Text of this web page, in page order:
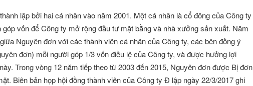
lập bởi hai cá nhân vào năm 2001. Một cá nhân là cổ đông của Công ty
vốn để Công ty mở rộng đầu tư mặt bằng và nhà xưởng sản xuất. Năm
Nguyên đơn với các thành viên cá nhân của Công ty, các bên đồng ý
đơn) mỗi người góp 1/3 vốn điều lệ của Công ty, và được hưởng lợi
Trong vòng 12 năm tiếp theo từ 2003 đến 2015, Nguyên đơn được Bị đơn
Biên bản họp hội đồng thành viên của Công ty Đ lập ngày 22/3/2017 ghi